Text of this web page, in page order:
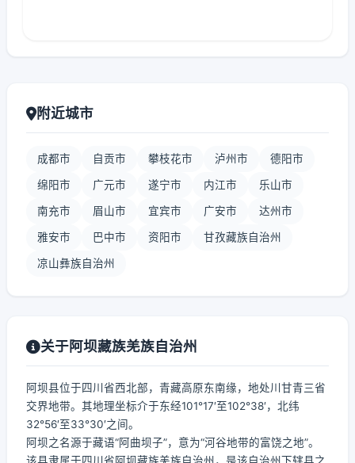
附近城市
成都市 自贡市 攀枝花市 泸州市 德阳市
绵阳市 广元市 遂宁市 内江市 乐山市
南充市 眉山市 宜宾市 广安市 达州市
雅安市 巴中市 资阳市 甘孜藏族自治州
凉山彝族自治州
关于阿坝藏族羌族自治州
阿坝县位于四川省西北部，青藏高原东南缘，地处川甘青三省
交界地带。其地理坐标介于东经101°17′至102°38′，北纬
32°56′至33°30′之间。
阿坝之名源于藏语“阿曲坝子”，意为“河谷地带的富饶之地”。